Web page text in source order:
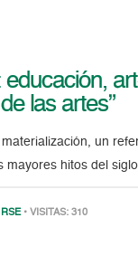
las artes”
un
hitos del
RSE • VISITAS: 310